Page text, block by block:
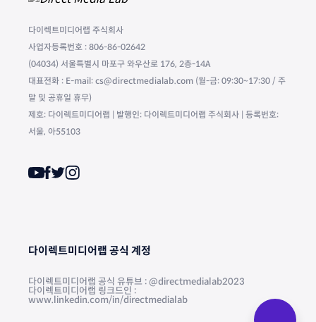
다이렉트미디어랩 주식회사
사업자등록번호 : 806-86-02642
(04034) 서울특별시 마포구 와우산로 176, 2층-14A
대표전화 : E-mail: cs@directmedialab.com (월-금: 09:30~17:30 / 주
말 및 공휴일 휴무)
제호: 다이렉트미디어랩 | 발행인: 다이렉트미디어랩 주식회사 | 등록번호:
서울, 아55103
다이렉트미디어랩 공식 계정
다이렉트미디어랩 공식 유튜브 : @directmedialab2023
다이렉트미디어랩 링크드인 :
www.linkedin.com/in/directmedialab